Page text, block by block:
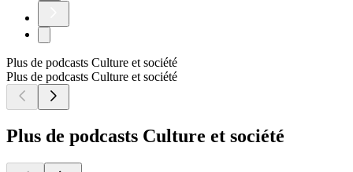
Plus de podcasts Culture et société
Plus de podcasts Culture et société
Plus de podcasts Culture et société